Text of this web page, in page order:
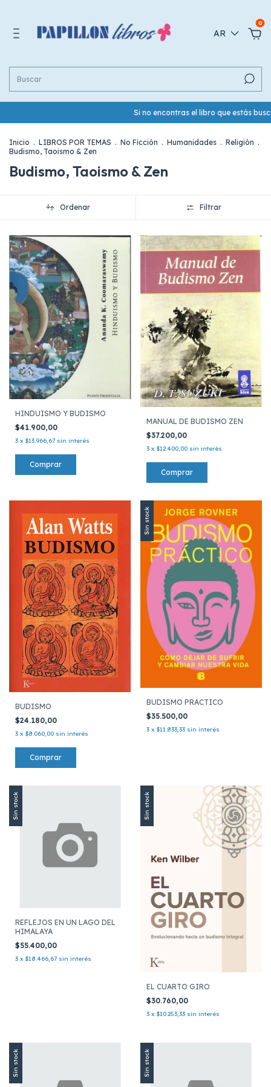
AR
0
Si no encontras el libro que estás
Inicio . LIBROS POR TEMAS . No Ficción . Humanidades . Religión .
Budismo, Taoismo & Zen
Budismo, Taoismo & Zen
Ordenar Filtrar
HINDUISMO Y BUDISMO
$41.900,00
3 x $13.966,67 sin interés
MANUAL DE BUDISMO ZEN
$37.200,00
3 x $12.400,00 sin interés
BUDISMO
$24.180,00
3 x $8.060,00 sin interés
Sin stock
BUDISMO PRACTICO
$35.500,00
3 x $11.833,33 sin interés
Sin stock
REFLEJOS EN UN LAGO DEL
HIMALAYA
$55.400,00
3 x $18.466,67 sin interés
Sin stock
EL CUARTO GIRO
$30.760,00
3 x $10.253,33 sin interés
Sin stock Sin stock